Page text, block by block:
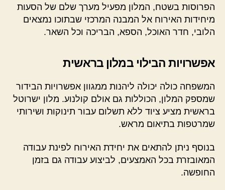
הפרוסות בשטח, המלון מפעיל מערך שלם של הסעות
מיחידות האירוח אל המבנה המרכזי שבתוכו נמצאים
הלובי, חדר האוכל, הספא, הבריכה וכל השאר.
אפשרויות הבילוי במלון בראשית
המשפחה כולה יכולה ליהנות ממגוון אפשרויות הבידור
שמספק המלון, הכוללות גם אולם קולנוע. מלון ישרוטל
בראשית מציע ציוד ללא תשלום עבור תינוקות ושירותי
שמרטפות בתיאום מראש.
בנוסף ניתן להתאים את יחידת האירוח לפינת עבודה
המאובזרת בכל האמצעים, לביצוע עבודה גם בזמן
החופשה.